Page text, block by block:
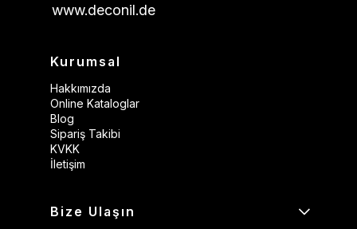
www.deconil.de
Kurumsal
Hakkımızda
Online Kataloglar
Blog
Sipariş Takibi
KVKK
İletişim
Bize Ulaşın